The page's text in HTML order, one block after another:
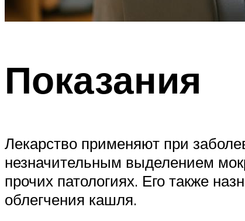
Показания
Лекарство применяют при
незначительным выделением
прочих патологиях. Его также
облегчения кашля.